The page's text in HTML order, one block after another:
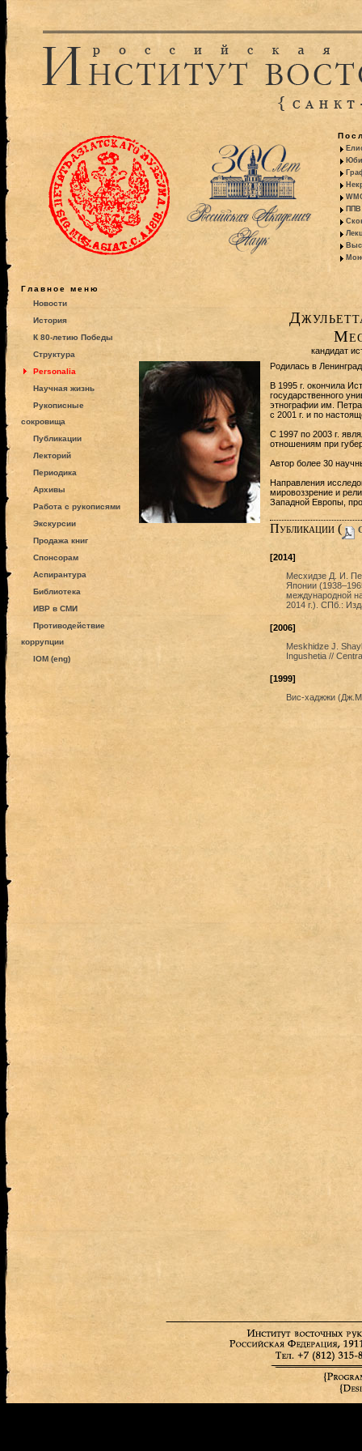
ППВ
Главное меню
Новости
История
К 80-летию Победы
Структура
Personalia
Научная жизнь
Рукописные
сокровища
Публикации
Лекторий
Периодика
Архивы
Работа с рукописями
Экскурсии
Продажа книг
Спонсорам
Аспирантура
Библиотека
ИВР в СМИ
Противодействие
коррупции
IOM (eng)
кандидат
Родилась в
В 1995 г. окончила
государственного
этнографии им.
с 2001 г. и по
С 1997 по 2003 г.
отношениям при
Автор более 30
Направления
мировоззрение и
Западной Европы,
Публикации (
[2014]
Месхидзе Д. И.
Японии
международной
2014 г.). СПб.:
[2006]
Meskhidze J.
Ingushetia //
[1999]
Вис-хаджжи